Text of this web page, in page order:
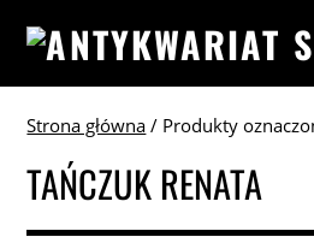
Strona główna / Produkty
TAŃCZUK RENATA